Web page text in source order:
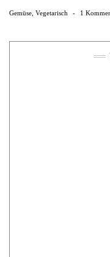
Gemüse Vegetarisch - 1